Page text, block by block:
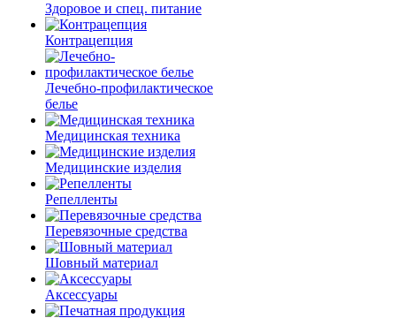
Здоровое и спец. питание
Контрацепция
Лечебно-профилактическое
белье
Медицинская техника
Медицинские изделия
Репелленты
Перевязочные средства
Шовный материал
Аксессуары